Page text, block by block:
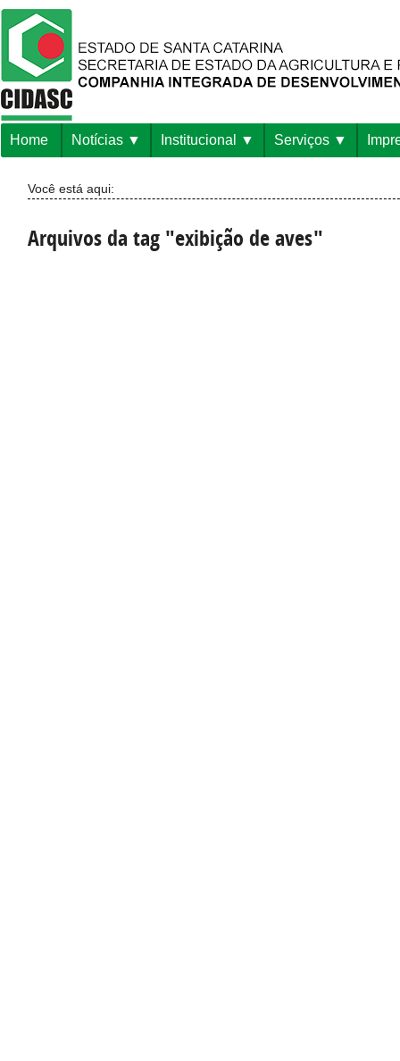
Home Notícias Institucional Serviços
Você está aqui:
Arquivos da tag "exibição de aves"